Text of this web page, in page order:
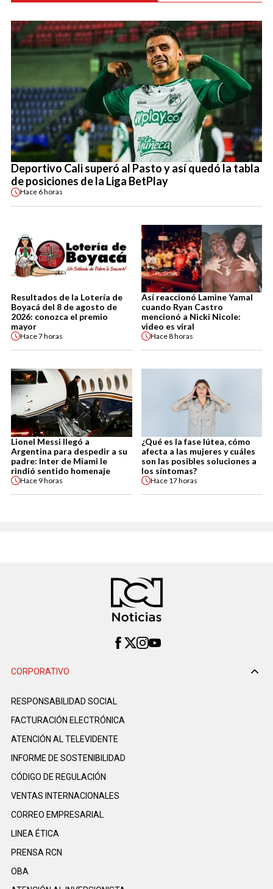
Deportivo Cali superó al Pasto y así quedó la tabla
de posiciones de la Liga BetPlay
Hace 6 horas
Resultados de la Lotería de
Boyacá del 8 de agosto de
2026: conozca el premio
mayor
Hace7 horas
Así reaccionó Lamine Yamal
cuando Ryan Castro
mencionó a Nicki Nicole:
video es viral
Hace8 horas
Lionel Messi llegó a
Argentina para despedir a su
padre: Inter de Miami le
rindió sentido homenaje
Hace 9 horas
¿Qué es la fase lútea, cómo
afecta a las mujeres y cuáles
son las posibles soluciones a
los síntomas?
Hace 17 horas
CORPORATIVO
RESPONSABILIDAD SOCIAL
FACTURACIÓN ELECTRÓNICA
ATENCIÓN AL TELEVIDENTE
INFORME DE SOSTENIBILIDAD
CÓDIGO DE REGULACIÓN
VENTAS INTERNACIONALES
CORREO EMPRESARIAL
LINEA ÉTICA
PRENSA RCN
OBA